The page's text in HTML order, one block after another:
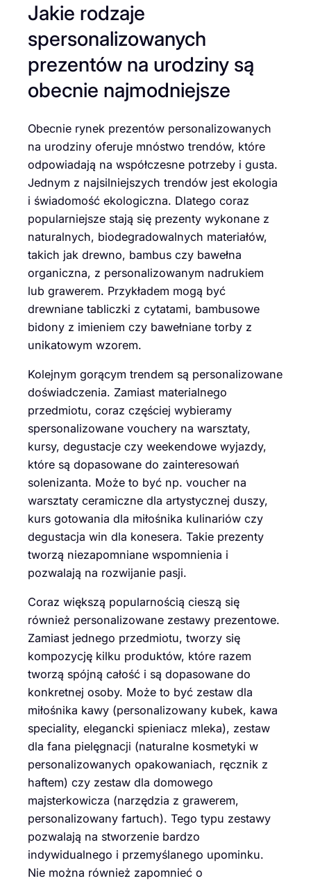
Jakie rodzaje
spersonalizowanych
prezentów na urodziny są
obecnie najmodniejsze
Obecnie rynek prezentów personalizowanych
na urodziny oferuje mnóstwo trendów, które
odpowiadają na współczesne potrzeby i gusta.
Jednym z najsilniejszych trendów jest ekologia
i świadomość ekologiczna. Dlatego coraz
popularniejsze stają się prezenty wykonane z
naturalnych, biodegradowalnych materiałów,
takich jak drewno, bambus czy bawełna
organiczna, z personalizowanym nadrukiem
lub grawerem. Przykładem mogą być
drewniane tabliczki z cytatami, bambusowe
bidony z imieniem czy bawełniane torby z
unikatowym wzorem.
Kolejnym gorącym trendem są personalizowane
doświadczenia. Zamiast materialnego
przedmiotu, coraz częściej wybieramy
spersonalizowane vouchery na warsztaty,
kursy, degustacje czy weekendowe wyjazdy,
które są dopasowane do zainteresowań
solenizanta. Może to być np. voucher na
warsztaty ceramiczne dla artystycznej duszy,
kurs gotowania dla miłośnika kulinariów czy
degustacja win dla konesera. Takie prezenty
tworzą niezapomniane wspomnienia i
pozwalają na rozwijanie pasji.
Coraz większą popularnością cieszą się
również personalizowane zestawy prezentowe.
Zamiast jednego przedmiotu, tworzy się
kompozycję kilku produktów, które razem
tworzą spójną całość i są dopasowane do
konkretnej osoby. Może to być zestaw dla
miłośnika kawy (personalizowany kubek, kawa
speciality, elegancki spieniacz mleka), zestaw
dla fana pielęgnacji (naturalne kosmetyki w
personalizowanych opakowaniach, ręcznik z
haftem) czy zestaw dla domowego
majsterkowicza (narzędzia z grawerem,
personalizowany fartuch). Tego typu zestawy
pozwalają na stworzenie bardzo
indywidualnego i przemyślanego upominku.
Nie można również zapomnieć o